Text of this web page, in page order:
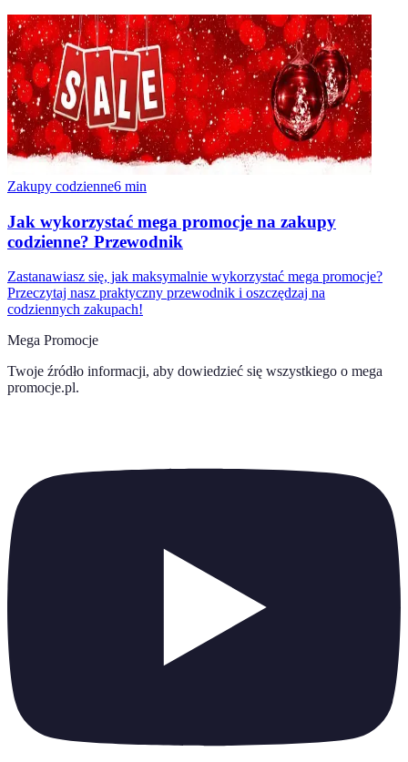
Zakupy codzienne6 min
Jak wykorzystać mega promocje na zakupy
codzienne? Przewodnik
Zastanawiasz się, jak maksymalnie wykorzystać mega promocje?
Przeczytaj nasz praktyczny przewodnik i oszczędzaj na
codziennych zakupach!
Mega Promocje
Twoje źródło informacji, aby dowiedzieć się wszystkiego o mega
promocje.pl.